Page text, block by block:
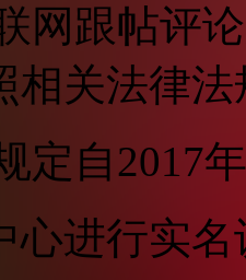
网跟帖评
相关法律
定自2017
心进行实名